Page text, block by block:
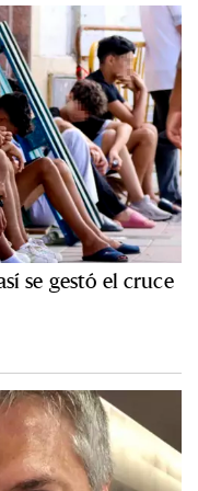
se gestó el cruce